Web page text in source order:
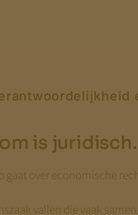
is
gaat over economische
vallen die vaak